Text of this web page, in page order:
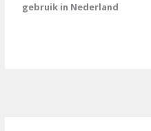
gebruik in Nederland